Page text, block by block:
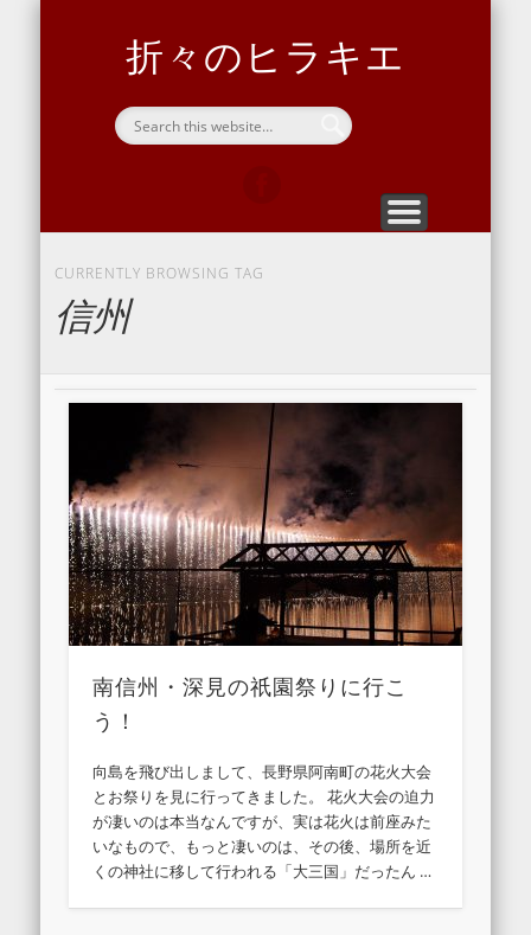
折々のヒラキエ
CURRENTLY BROWSING TAG
信州
南信州・深見の祇園祭りに行こ
う！
向島を飛び出しまして、長野県阿南町の花火大会
とお祭りを見に行ってきました。 花火大会の迫力
が凄いのは本当なんですが、実は花火は前座みた
いなもので、もっと凄いのは、その後、場所を近
くの神社に移して行われる「大三国」だったん …